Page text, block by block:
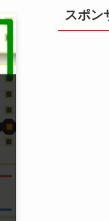
スポン